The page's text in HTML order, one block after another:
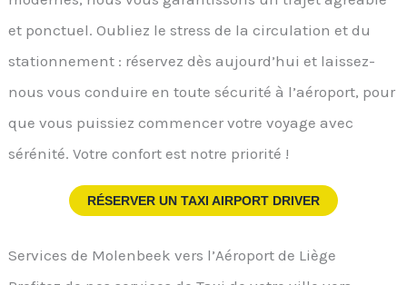
et ponctuel. Oubliez le stress de la circulation et du
stationnement : réservez dès aujourd’hui et laissez-
nous vous conduire en toute sécurité à l’aéroport, pour
que vous puissiez commencer votre voyage avec
sérénité. Votre confort est notre priorité !
RÉSERVER UN TAXI AIRPORT DRIVER
Services de Molenbeek vers l’Aéroport de Liège